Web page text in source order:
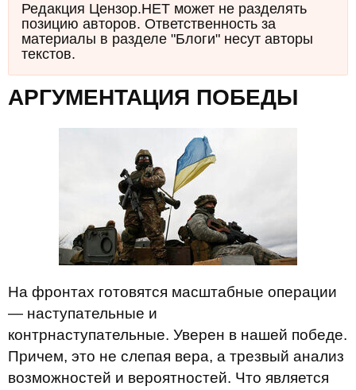
Редакция Цензор.НЕТ может не разделять
позицию авторов. Ответственность за
материалы в разделе "Блоги" несут авторы
текстов.
АРГУМЕНТАЦИЯ ПОБЕДЫ
На фронтах готовятся масштабные операции
— наступательные и
контрнаступательные. Уверен в нашей победе.
Причем, это не слепая вера, а трезвый анализ
возможностей и вероятностей. Что является